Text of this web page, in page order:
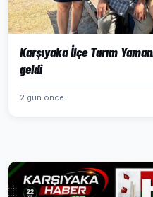
Karşıyaka İlçe Tarım
geldi
2 gün önce